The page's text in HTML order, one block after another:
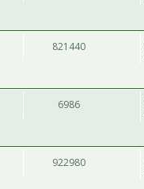
821440
6986
922980